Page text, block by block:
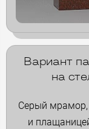
Вариант
на
Серый мрамор,
и